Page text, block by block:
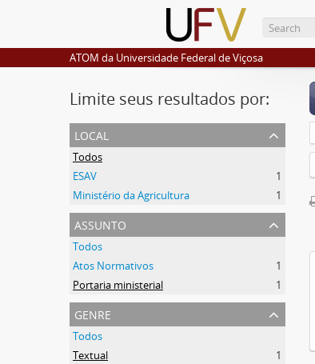
ATOM da Universidade Federal de Viçosa
Limite seus resultados por:
local
Todos
ESAV
1
Ministério da Agricultura
1
assunto
Todos
Atos Normativos
1
Portaria ministerial
1
genre
Todos
Textual
1